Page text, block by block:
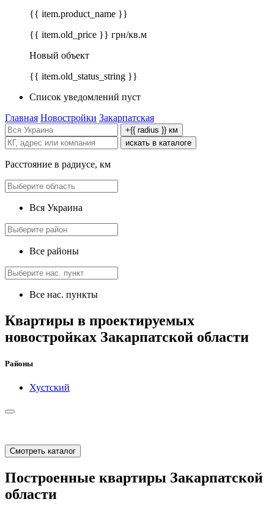
{{ item.product_name }}
{{ item.old_price }} грн/кв.м
Новый объект
{{ item.old_status_string }}
Список уведомлений пуст
Главная Новостройки Закарпатская
+{{ radius }} км
искать в каталоге
Расстояние в радиусе, км
Вся Украина
Все районы
Все нас. пункты
Квартиры в проектируемых
новостройках Закарпатской области
Районы
Хустский
Смотреть каталог
Построенные квартиры Закарпатской
области